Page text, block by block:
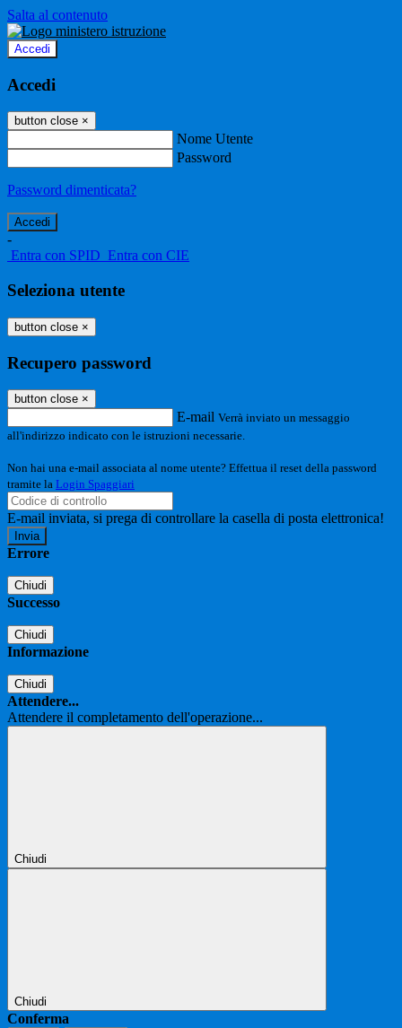
Salta al contenuto
Accedi
Accedi
button close ×
Nome Utente
Password
Password dimenticata?
-
Entra con SPID Entra con CIE
Seleziona utente
button close ×
Recupero password
button close ×
E-mail Verrà inviato un messaggio
all'indirizzo indicato con le istruzioni necessarie.
Non hai una e-mail associata al nome utente? Effettua il reset della password
tramite la Login Spaggiari
E-mail inviata, si prega di controllare la casella di posta elettronica!
Errore
Chiudi
Successo
Chiudi
Informazione
Chiudi
Attendere...
Attendere il completamento dell'operazione...
Chiudi
Chiudi
Conferma